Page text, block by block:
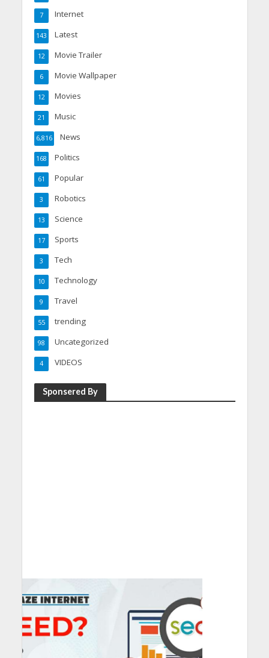
Internet
7
Latest
143
Movie Trailer
12
Movie Wallpaper
6
Movies
12
Music
21
News
6,816
Politics
168
Popular
61
Robotics
3
Science
13
Sports
17
Tech
3
Technology
10
Travel
9
trending
55
Uncategorized
98
VIDEOS
4
Sponsered By